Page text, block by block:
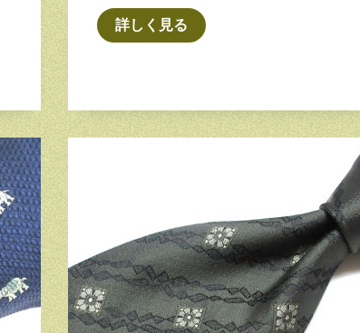
詳しく見る